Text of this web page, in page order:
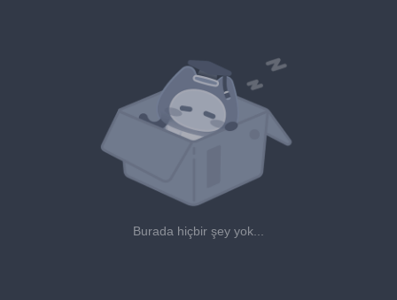
Burada hiçbir şey yok...